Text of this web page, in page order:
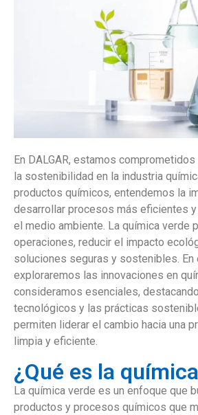
En DALGAR, estamos
la sostenibilidad en la industria
productos químicos, entendemos la
desarrollar procesos más eficientes
el medio ambiente. La química verde
operaciones, reducir el impacto
soluciones seguras y sostenibles. En
exploraremos las innovaciones en
consideramos esenciales,
tecnológicos y las prácticas
permiten liderar el cambio hacia una
limpia y eficiente.
¿Qué es la
La química verde es un enfoque que
productos y procesos químicos que